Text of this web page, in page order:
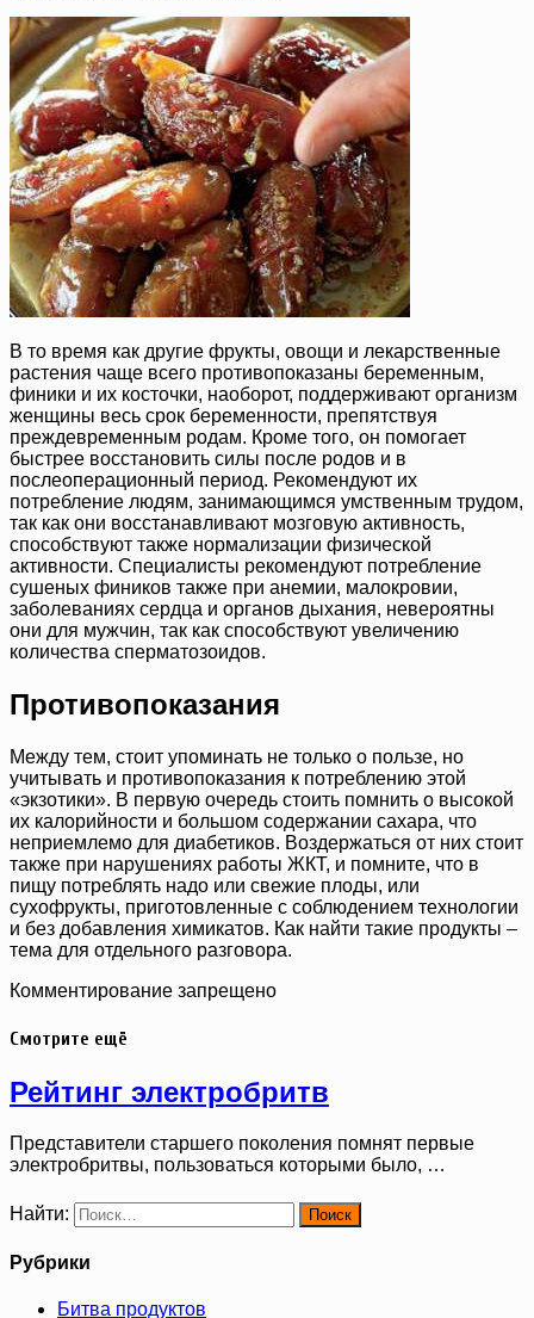
В то время как другие фрукты, овощи и лекарственные
растения чаще всего противопоказаны беременным,
финики и их косточки, наоборот, поддерживают организм
женщины весь срок беременности, препятствуя
преждевременным родам. Кроме того, он помогает
быстрее восстановить силы после родов и в
послеоперационный период. Рекомендуют их
потребление людям, занимающимся умственным трудом,
так как они восстанавливают мозговую активность,
способствуют также нормализации физической
активности. Специалисты рекомендуют потребление
сушеных фиников также при анемии, малокровии,
заболеваниях сердца и органов дыхания, невероятны
они для мужчин, так как способствуют увеличению
количества сперматозоидов.
Противопоказания
Между тем, стоит упоминать не только о пользе, но
учитывать и противопоказания к потреблению этой
«экзотики». В первую очередь стоить помнить о высокой
их калорийности и большом содержании сахара, что
неприемлемо для диабетиков. Воздержаться от них стоит
также при нарушениях работы ЖКТ, и помните, что в
пищу потреблять надо или свежие плоды, или
сухофрукты, приготовленные с соблюдением технологии
и без добавления химикатов. Как найти такие продукты –
тема для отдельного разговора.
Комментирование запрещено
Смотрите ещё
Рейтинг электробритв
Представители старшего поколения помнят первые
электробритвы, пользоваться которыми было, …
Найти:
Рубрики
Битва продуктов